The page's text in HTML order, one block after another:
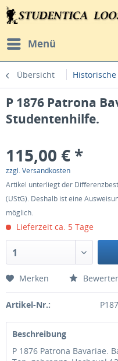
Menü
Übersicht
P 1876 Patrona
Studentenhilfe.
115,00 € *
zzgl. Versandkosten
Artikel unterliegt der
(UStG). Deshalb ist eine
möglich.
Lieferzeit ca. 5 Tage
1
Merken
Artikel-Nr.:
Beschreibung
P 1876 Patrona Bavariae.